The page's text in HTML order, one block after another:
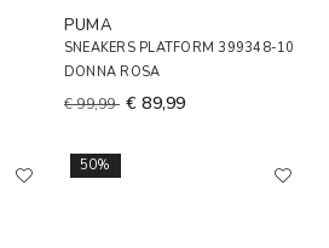
PUMA
SNEAKERS PLATFORM 399348-10
DONNA ROSA
€ 99,99 € 89,99
50%